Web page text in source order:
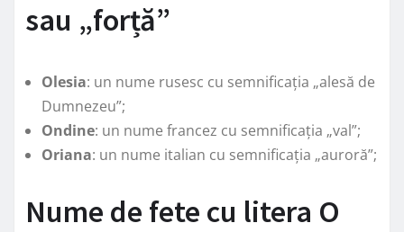
sau „forță”
Olesia: un nume rusesc cu semnificația „alesă de
Dumnezeu”;
Ondine: un nume francez cu semnificația „val”;
Oriana: un nume italian cu semnificația „auroră”;
Nume de fete cu litera O